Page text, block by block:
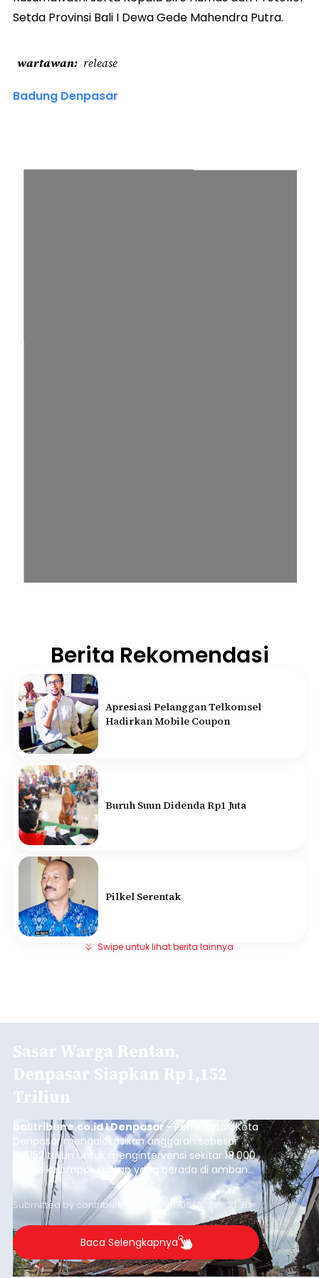
Setda Provinsi Bali I Dewa Gede Mahendra Putra.
wartawan release
Badung Denpasar
Berita Rekomendasi
Apresiasi Pelanggan Telkomsel
Hadirkan Mobile Coupon
Buruh Suun Didenda Rp1 Juta
Pilkel Serentak
Swipe untuk lihat berita lainnya
Sasar Warga Rentan,
Denpasar Siapkan Rp1,152
Triliun
balitribune.co.id I Denpasar - Pemerintah Kota
Denpasar mengalokasikan anggaran sebesar
Rp1,152 triliun untuk mengintervensi sekitar 18.000
warga kelompok rentan yang berada di ambang
garis kemiskinan. Langkah strategis ini diambil
guna menjaga masyarakat yang berada pada
kelompok desil 5 dan 6 tersebut agar tidak
merosot ke kategori miskin.
Submitted by contributor Thu, 08/06/2026 - 21:31
Baca Selengkapnya